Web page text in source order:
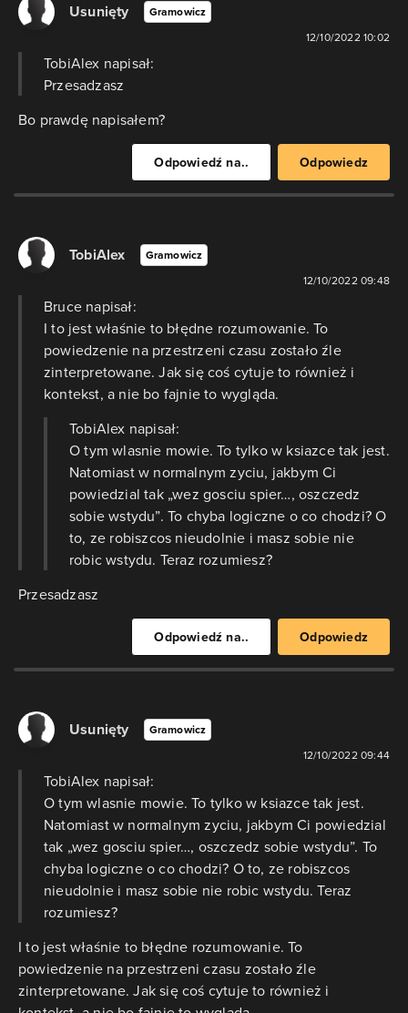
Usunięty
Gramowicz
12/10/2022 10:02
TobiAlex napisał:
Przesadzasz
Bo prawdę napisałem?
Odpowiedź na.. Odpowiedz
TobiAlex
Gramowicz
12/10/2022 09:48
Bruce napisał:
I to jest właśnie to błędne rozumowanie. To
powiedzenie na przestrzeni czasu zostało źle
zinterpretowane. Jak się coś cytuje to również i
kontekst, a nie bo fajnie to wygląda.
TobiAlex napisał:
O tym wlasnie mowie. To tylko w ksiazce tak jest.
Natomiast w normalnym zyciu, jakbym Ci
powiedzial tak „wez gosciu spier…, oszczedz
sobie wstydu”. To chyba logiczne o co chodzi? O
to, ze robiszcos nieudolnie i masz sobie nie
robic wstydu. Teraz rozumiesz?
Przesadzasz
Odpowiedź na.. Odpowiedz
Usunięty
Gramowicz
12/10/2022 09:44
TobiAlex napisał:
O tym wlasnie mowie. To tylko w ksiazce tak jest.
Natomiast w normalnym zyciu, jakbym Ci powiedzial
tak „wez gosciu spier…, oszczedz sobie wstydu”. To
chyba logiczne o co chodzi? O to, ze robiszcos
nieudolnie i masz sobie nie robic wstydu. Teraz
rozumiesz?
I to jest właśnie to błędne rozumowanie. To
powiedzenie na przestrzeni czasu zostało źle
zinterpretowane. Jak się coś cytuje to również i